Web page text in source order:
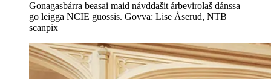
Gonagasbárra beasai maid návddašit árbevirolaš dánssa
go leigga NCIE guossis. Govva: Lise Åserud, NTB
scanpix